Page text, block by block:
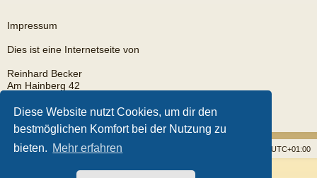
Diese Website nutzt Cookies, um dir den
bestmöglichen Komfort bei der Nutzung zu
bieten. Mehr erfahren
Impressum
Dies ist eine Internetseite von
Reinhard Becker
Am Hainberg 42
EMail: rb@fingerpicker.eu
Startseite Foren UTC+01:00
Powered byphpBB® Forum Software © phpBB Limited